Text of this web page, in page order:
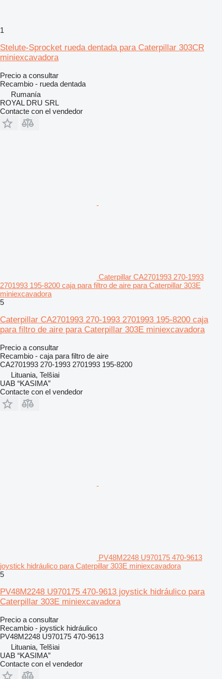
1
Stelute-Sprocket rueda dentada para Caterpillar 303CR
miniexcavadora
Precio a consultar
Recambio - rueda dentada
Rumanía
ROYAL DRU SRL
Contacte con el vendedor
Caterpillar CA2701993 270-1993
2701993 195-8200 caja para filtro de aire para Caterpillar 303E
miniexcavadora
5
Caterpillar CA2701993 270-1993 2701993 195-8200 caja
para filtro de aire para Caterpillar 303E miniexcavadora
Precio a consultar
Recambio - caja para filtro de aire
CA2701993 270-1993 2701993 195-8200
Lituania, Telšiai
UAB “KASIMA”
Contacte con el vendedor
PV48M2248 U970175 470-9613
joystick hidráulico para Caterpillar 303E miniexcavadora
5
PV48M2248 U970175 470-9613 joystick hidráulico para
Caterpillar 303E miniexcavadora
Precio a consultar
Recambio - joystick hidráulico
PV48M2248 U970175 470-9613
Lituania, Telšiai
UAB “KASIMA”
Contacte con el vendedor